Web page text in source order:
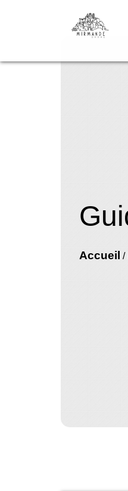
Accueil /